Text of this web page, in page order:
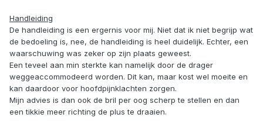
Handleiding
De handleiding is een ergernis voor mij. Niet dat ik niet begrijp wat
de bedoeling is, nee, de handleiding is heel duidelijk. Echter, een
waarschuwing was zeker op zijn plaats geweest.
Een teveel aan min sterkte kan namelijk door de drager
weggeaccommodeerd worden. Dit kan, maar kost wel moeite en
kan daardoor voor hoofdpijnklachten zorgen.
Mijn advies is dan ook de bril per oog scherp te stellen en dan
een tikkie meer richting de plus te draaien.